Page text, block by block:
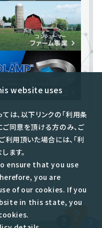
コンシューマー
ファーム事業
DLAMP事業
website uses
は、以下リンクの「利用条
ご同意を頂ける方のみ、ご
利用頂いた場合には、「利
ます。
ensure that you use
you are
of our cookies. If you
in this state, you